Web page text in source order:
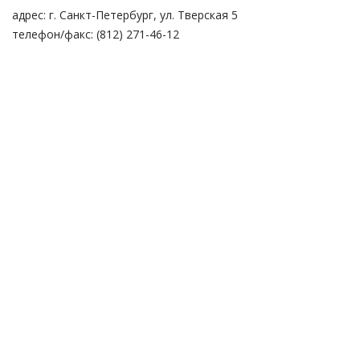
адрес: г. Санкт-Петербург, ул. Тверская 5
телефон/факс: (812) 271-46-12